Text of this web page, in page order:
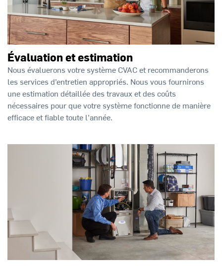
Évaluation et estimation
Nous évaluerons votre système CVAC et recommanderons
les services d’entretien appropriés. Nous vous fournirons
une estimation détaillée des travaux et des coûts
nécessaires pour que votre système fonctionne de manière
efficace et fiable toute l’année.